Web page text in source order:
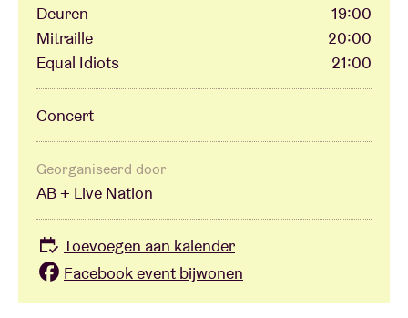
Concertcheque
Over AB
Contact
Deuren
19:00
Mitraille
20:00
Equal Idiots
21:00
Concert
Georganiseerd door
AB + Live Nation
Toevoegen aan kalender
Facebook event bijwonen